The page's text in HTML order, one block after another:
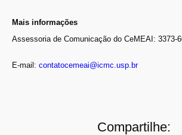
Mais informações
Assessoria de Comunicação do CeMEAI: 3373-
E-mail: contatocemeai@icmc.usp.br
Compartilhe: